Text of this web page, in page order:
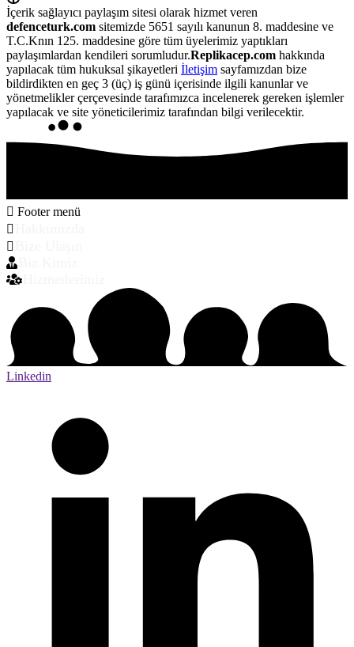
İçerik sağlayıcı paylaşım sitesi olarak hizmet veren
defenceturk.com sitemizde 5651 sayılı kanunun 8. maddesine ve
T.C.Knın 125. maddesine göre tüm üyelerimiz yaptıkları
paylaşımlardan kendileri sorumludur.Replikacep.com hakkında
yapılacak tüm hukuksal şikayetleri İletişim sayfamızdan bize
bildirdikten en geç 3 (üç) iş günü içerisinde ilgili kanunlar ve
yönetmelikler çerçevesinde tarafımızca incelenerek gereken işlemler
yapılacak ve site yöneticilerimiz tarafından bilgi verilecektir.
Footer menü
Linkedin